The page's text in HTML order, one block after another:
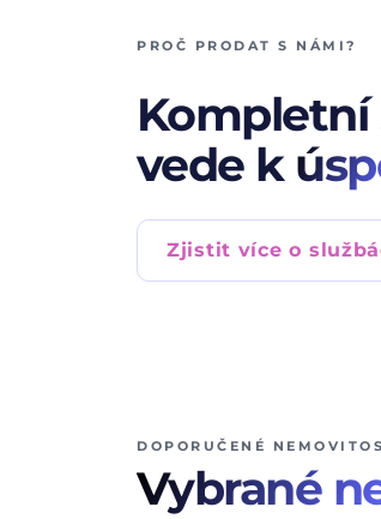
PROČ PRODAT S NÁMI?
Kompletní
vede k
Zjistit více o
DOPORUČENÉ
Vybrané